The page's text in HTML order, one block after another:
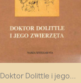
Szybki podgląd
Doktor Dolittle i jego...